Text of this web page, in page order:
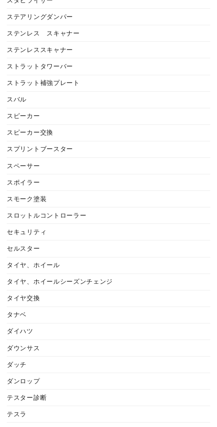
ステアリングダンパー
ステンレス スキャナー
ステンレススキャナー
ストラットタワーバー
ストラット補強プレート
スバル
スピーカー
スピーカー交換
スプリントブースター
スペーサー
スポイラー
スモーク塗装
スロットルコントローラー
セキュリティ
セルスター
タイヤ、ホイール
タイヤ、ホイールシーズンチェンジ
タイヤ交換
タナベ
ダイハツ
ダウンサス
ダッチ
ダンロップ
テスター診断
テスラ